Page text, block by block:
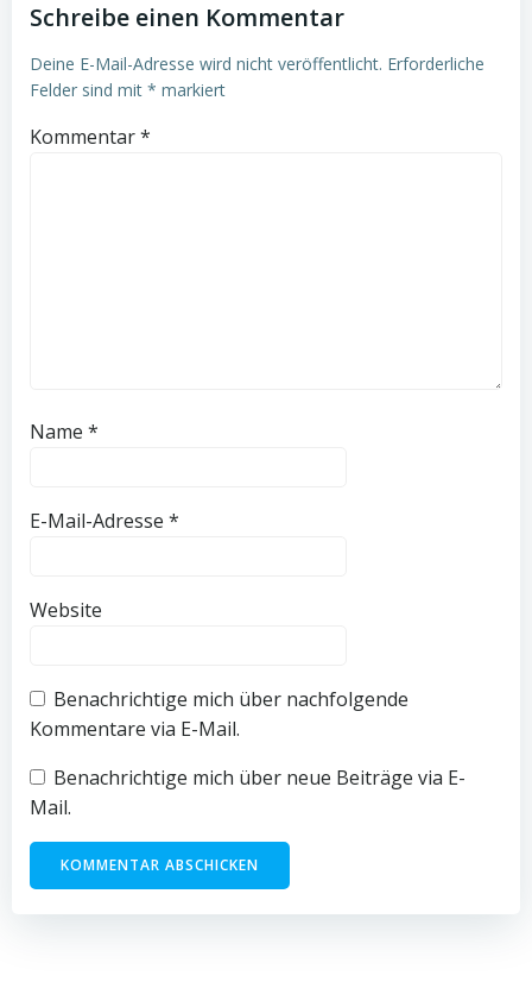
Schreibe einen Kommentar
Deine E-Mail-Adresse wird nicht veröffentlicht. Erforderliche
Felder sind mit * markiert
Kommentar*
Name *
E-Mail-Adresse *
Website
Benachrichtige mich über nachfolgende
Kommentare via E-Mail.
Benachrichtige mich über neue Beiträge via E-
Mail.